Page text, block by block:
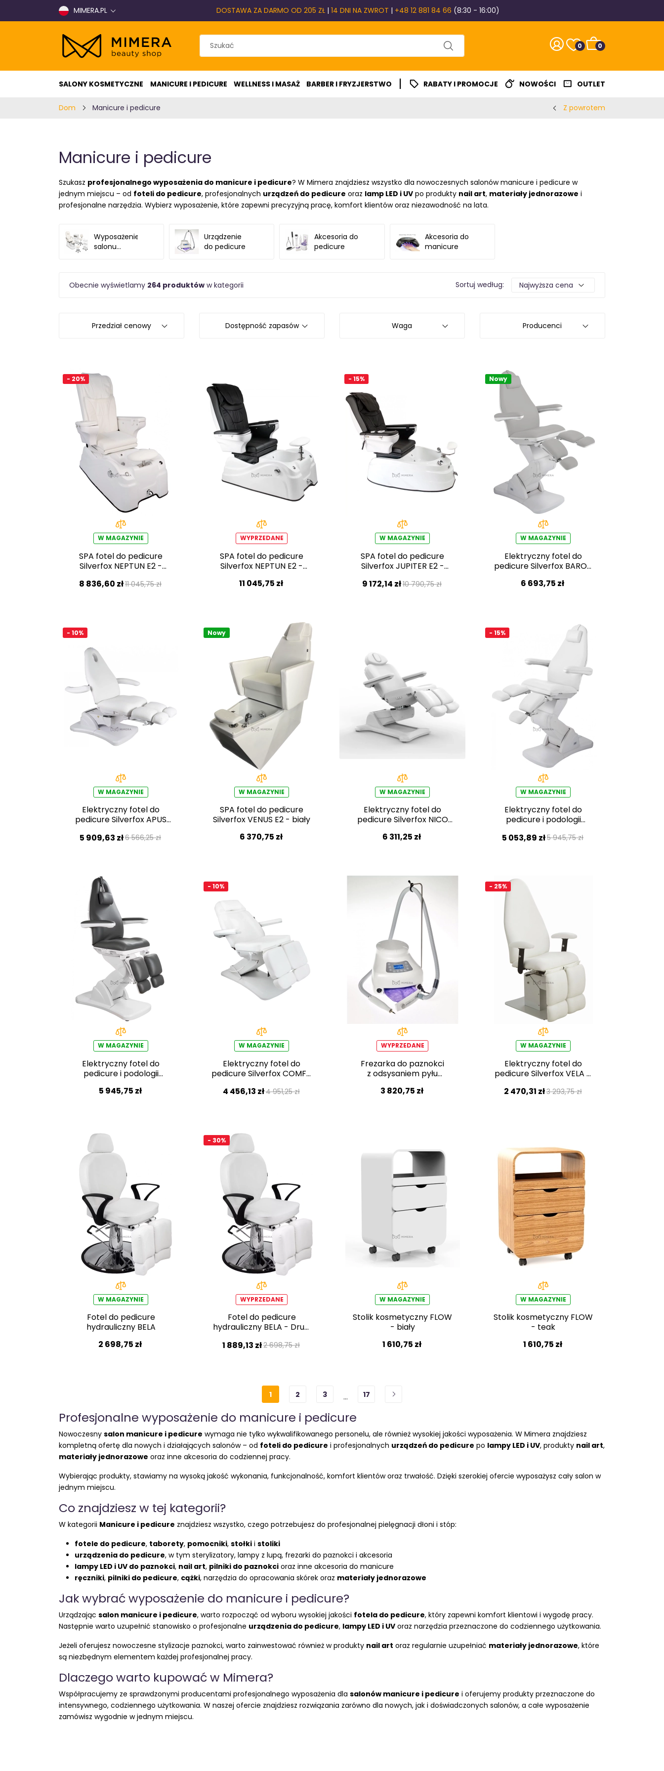
MIMERA.PL DOSTAWA ZA DARMO OD 205 ZŁ |14 DNI NA ZWROT | +48 12 881 84 66 (8:30 - 16:00)
0 0
SALONY KOSMETYCZNE MANICURE I PEDICURE WELLNESS I MASAŻ BARBER I FRYZJERSTWO | RABATY I PROMOCJE NOWOŚCI OUTLET
Dom Manicure i pedicure Z powrotem
Manicure i pedicure
Szukasz profesjonalnego wyposażenia do manicure i pedicure? W Mimera znajdziesz wszystko dla nowoczesnych salonów manicure i pedicure w
jednym miejscu – od foteli do pedicure, profesjonalnych urządzeń do pedicure oraz lamp LED i UV po produkty nail art, materiały jednorazowe i
profesjonalne narzędzia. Wybierz wyposażenie, które zapewni precyzyjną pracę, komfort klientów oraz niezawodność na lata.
Wyposażenie
salonu
Urządzenie
do pedicure
Akcesoria do
pedicure
Akcesoria do
manicure
Obecnie wyświetlamy 264 produktów w kategorii Sortuj według:
Przedział cenowy Dostępność zapasów Waga Producenci
- 20%
W MAGAZYNIE
SPA fotel do pedicure
Silverfox NEPTUN E2 -
8 836,60 zł11 045,75 zł
WYPRZEDANE
SPA fotel do pedicure
Silverfox NEPTUN E2 -
11 045,75 zł
- 15%
W MAGAZYNIE
SPA fotel do pedicure
Silverfox JUPITER E2 -
9 172,14 zł10 790,75 zł
Nowy
W MAGAZYNIE
Elektryczny fotel do
pedicure Silverfox BARON
6 693,75 zł
- 10%
W MAGAZYNIE
Elektryczny fotel do
pedicure Silverfox APUS
5 909,63 zł6 566,25 zł
Nowy
W MAGAZYNIE
SPA fotel do pedicure
Silverfox VENUS E2 - biały
6 370,75 zł
W MAGAZYNIE
Elektryczny fotel do
pedicure Silverfox NICO
6 311,25 zł
- 15%
W MAGAZYNIE
Elektryczny fotel do
pedicure i podologii
biały, PVC w jakości
5 053,89 zł5 945,75 zł
W MAGAZYNIE
Elektryczny fotel do
pedicure i podologii
ciemnoszary, PVC w
5 945,75 zł
- 10%
W MAGAZYNIE
Elektryczny fotel do
pedicure Silverfox COMFA
4 456,13 zł4 951,25 zł
WYPRZEDANE
Frezarka do paznokci
z odsysaniem pyłu
3 820,75 zł
- 25%
W MAGAZYNIE
Elektryczny fotel do
pedicure Silverfox VELA A
2 470,31 zł3 293,75 zł
W MAGAZYNIE
Fotel do pedicure
hydrauliczny BELA
2 698,75 zł
- 30%
WYPRZEDANE
Fotel do pedicure
hydrauliczny BELA - Drugi
1 889,13 zł2 698,75 zł
W MAGAZYNIE
Stolik kosmetyczny FLOW
- biały
1 610,75 zł
W MAGAZYNIE
Stolik kosmetyczny FLOW
- teak
1 610,75 zł
1 2 3 … 17
Profesjonalne wyposażenie do manicure i pedicure
Nowoczesnysalon manicure i pedicure wymaga nie tylko wykwalifikowanego personelu, ale również wysokiej jakości wyposażenia. W Mimera znajdziesz
kompletną ofertę dla nowych i działających salonów – od foteli do pedicure i profesjonalnych urządzeń do pedicure po lampy LED i UV, produkty nail art,
materiały jednorazowe oraz inne akcesoria do codziennej pracy.
Wybierając produkty, stawiamy na wysoką jakość wykonania, funkcjonalność, komfort klientów oraz trwałość. Dzięki szerokiej ofercie wyposażysz cały salon w
jednym miejscu.
Co znajdziesz w tej kategorii?
W kategorii Manicure i pedicure znajdziesz wszystko, czego potrzebujesz do profesjonalnej pielęgnacji dłoni i stóp:
fotele do pedicure, taborety, pomocniki,stołki istoliki
urządzenia do pedicure, w tym sterylizatory, lampy z lupą, frezarki do paznokci i akcesoria
lampy LED i UV do paznokci, nail art, pilniki do paznokci oraz inne akcesoria do manicure
ręczniki, pilniki do pedicure, cążki, narzędzia do opracowania skórek oraz materiały jednorazowe
Jak wybrać wyposażenie do manicure i pedicure?
Urządzającsalon manicure i pedicure, warto rozpocząć od wyboru wysokiej jakości fotela do pedicure, który zapewni komfort klientowi i wygodę pracy.
Następnie warto uzupełnić stanowisko o profesjonalne urządzenia do pedicure, lampy LED i UV oraz narzędzia przeznaczone do codziennego użytkowania.
Jeżeli oferujesz nowoczesne stylizacje paznokci, warto zainwestować również w produkty nail art oraz regularnie uzupełniać materiały jednorazowe, które
są niezbędnym elementem każdej profesjonalnej pracy.
Dlaczego warto kupować w Mimera?
Współpracujemy ze sprawdzonymi producentami profesjonalnego wyposażenia dlasalonów manicure i pedicure i oferujemy produkty przeznaczone do
intensywnego, codziennego użytkowania. W naszej ofercie znajdziesz rozwiązania zarówno dla nowych, jak i doświadczonych salonów, a całe wyposażenie
zamówisz wygodnie w jednym miejscu.